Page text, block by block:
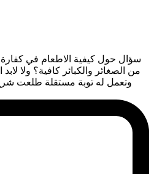
سؤال حول كيفية الاطعام في كفارة
من الصغائر والكبائر كافية؟ ولا
وتعمل له توبة مستقلة طلعت